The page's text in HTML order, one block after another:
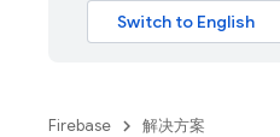
Firebase 解决方案